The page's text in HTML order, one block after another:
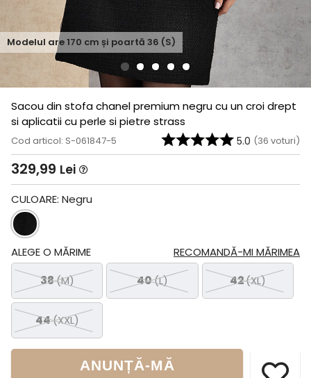
Modelul are170 cm și poartă 36 (S)
Sacou din stofa chanel premium negru cu un croi drept
si aplicatii cu perle si pietre strass
Cod articol: S-061847-5 5.0 (36 voturi)
329,99 Lei
CULOARE: Negru
RECOMANDĂ-MI MĂRIMEA
ALEGE O MĂRIME
38(M) 40(L) 42(XL)
44(XXL)
ANUNȚĂ-MĂ